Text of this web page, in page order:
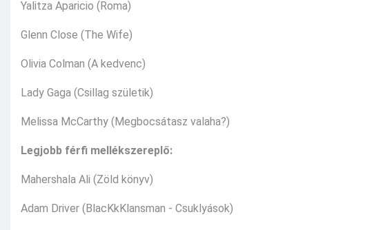
Yalitza Aparicio (Roma)
Glenn Close (The Wife)
Olivia Colman (A kedvenc)
Lady Gaga (Csillag születik)
Melissa McCarthy (Megbocsátasz valaha?)
Legjobb férfi mellékszereplő:
Mahershala Ali (Zöld könyv)
Adam Driver (BlacKkKlansman - Csuklyások)